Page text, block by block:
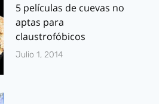
5 películas de cuevas no
aptas para
claustrofóbicos
Julio 1, 2014